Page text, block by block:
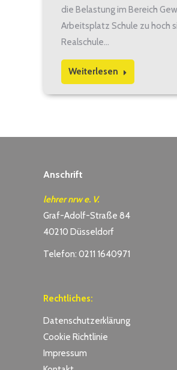
die Belastung im Bereich
Arbeitsplatz Schule zu hoch
Realschule…
Weiterlesen
Anschrift
lehrer nrw e. V.
Graf-Adolf-Straße 84
40210 Düsseldorf
Telefon: 0211 1640971
Rechtliches:
Datenschutzerklärung
Cookie Richtlinie
Impressum